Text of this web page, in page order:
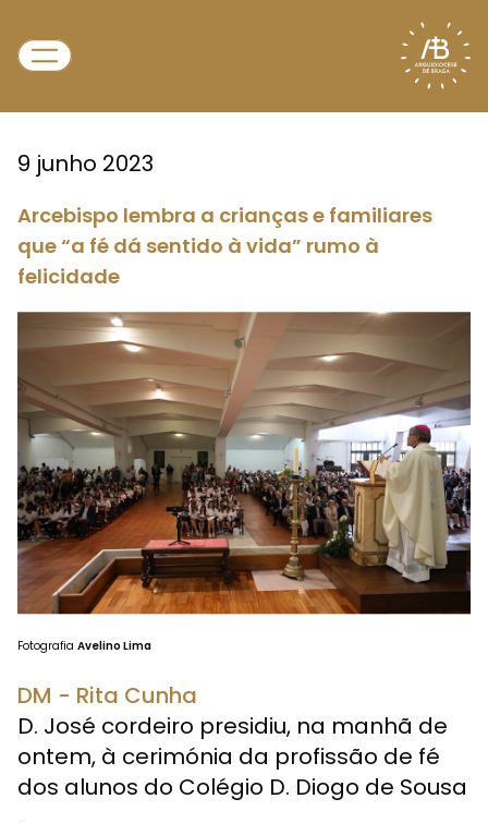
9 junho 2023
Arcebispo lembra a crianças e familiares
que “a fé dá sentido à vida” rumo à
felicidade
Fotografia Avelino Lima
DM - Rita Cunha
D. José cordeiro presidiu, na manhã de
ontem, à cerimónia da profissão de fé
dos alunos do Colégio D. Diogo de Sousa